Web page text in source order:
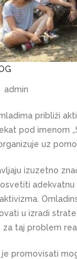
admin
približi
pod imenom
uz
izuzetno
adekvatnu
u izradi
za taj problem
promovisati